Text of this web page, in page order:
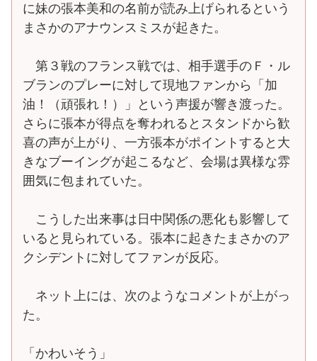
に妹の張本美和の名前が読み上げられるという
まさかのアナウンスミスが起きた。
第３戦のフランス戦では、相手選手のＦ・ル
ブランのプレーに対して現地ファンから「加
油！（頑張れ！）」という声援が響き渡った。
さらに張本が得点を奪われるとスタンドから歓
喜の声が上がり、一方張本がポイントすると大
きなブーイングが起こるなど、会場は異様な雰
囲気に包まれていた。
こうした出来事は日中関係の悪化も影響して
いると見られている。張本に起きたまさかのア
クシデントに対してファンが反応。
ネット上には、次のようなコメントが上がっ
た。
「かわいそう」